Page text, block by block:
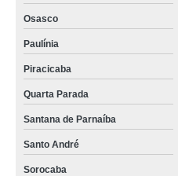
Osasco
Paulínia
Piracicaba
Quarta Parada
Santana de Parnaíba
Santo André
Sorocaba